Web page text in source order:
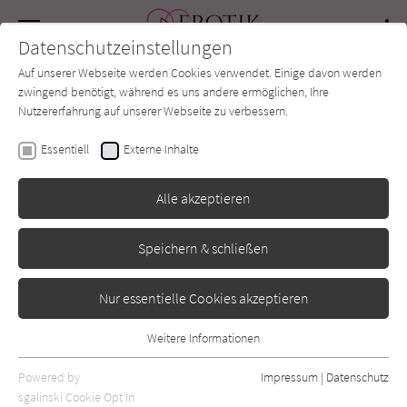
SUCHE Forum Charts Newsletter
Erica Jong
Angst vorm Sterben
S. Fischer Erschienen: Februar 2016 Bibliogr. Angaben 0
Datenschutzeinstellungen
Auf unserer Webseite werden Cookies verwendet. Einige davon werden
zwingend benötigt, während es uns andere ermöglichen, Ihre
Nutzererfahrung auf unserer Webseite zu verbessern.
Essentiell Externe Inhalte
Alle akzeptieren
Speichern & schließen
Nur essentielle Cookies akzeptieren
Essentielle Cookies werden für grundlegende Funktionen der
Webseite benötigt. Dadurch ist gewährleistet, dass die Webseite
Weitere Informationen
Powered by
sgalinski Cookie Opt In
Impressum | Datenschutz